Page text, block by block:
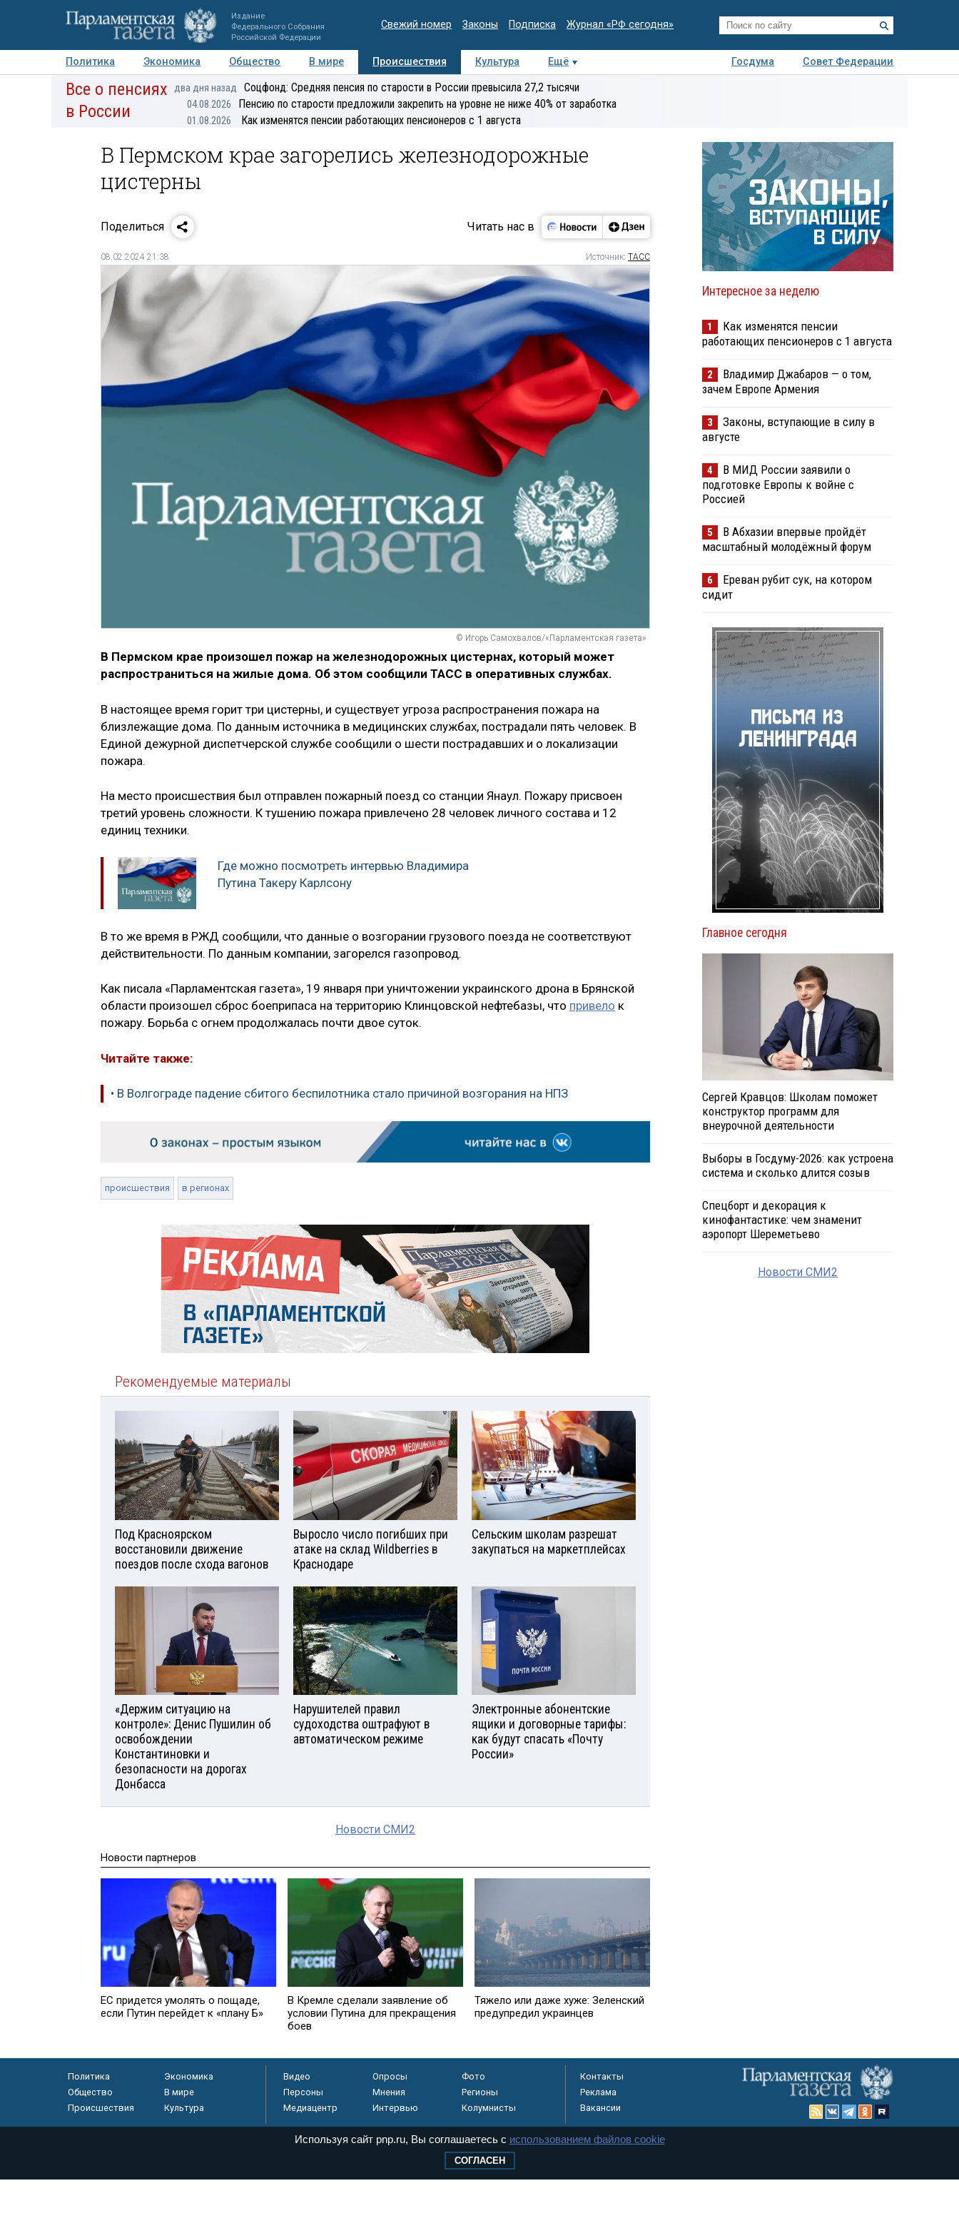
Издание
Федерального Собрания
Российской Федерации
Свежий номер Законы Подписка Журнал «РФ сегодня»
Политика Экономика Общество В мире Происшествия Культура Ещё Госдума
Совет Федерации
Авторы Персоны Мнения Регионы Медиацентр Интервью Колумнисты
Все о пенсиях
в России
два дня назад Соцфонд: Средняя пенсия по старости в России превысила 27,2 тысячи
04.08.2026 Пенсию по старости предложили закрепить на уровне не ниже 40% от заработка
01.08.2026 Как изменятся пенсии работающих пенсионеров с 1 августа
В Пермском крае загорелись железнодорожные
цистерны
Поделиться Читать нас в
08.02.2024 21:38 Источник: ТАСС
© Игорь Самохвалов/«Парламентская газета»
В Пермском крае произошел пожар на железнодорожных цистернах, который может
распространиться на жилые дома. Об этом сообщили ТАСС в оперативных службах.
В настоящее время горит три цистерны, и существует угроза распространения пожара на
близлежащие дома. По данным источника в медицинских службах, пострадали пять человек. В
Единой дежурной диспетчерской службе сообщили о шести пострадавших и о локализации
пожара.
На место происшествия был отправлен пожарный поезд со станции Янаул. Пожару присвоен
третий уровень сложности. К тушению пожара привлечено 28 человек личного состава и 12
единиц техники.
Где можно посмотреть интервью Владимира
Путина Такеру Карлсону
В то же время в РЖД сообщили, что данные о возгорании грузового поезда не соответствуют
действительности. По данным компании, загорелся газопровод.
Как писала «Парламентская газета», 19 января при уничтожении украинского дрона в Брянской
области произошел сброс боеприпаса на территорию Клинцовской нефтебазы, что привело к
пожару. Борьба с огнем продолжалась почти двое суток.
Читайте также:
• В Волгограде падение сбитого беспилотника стало причиной возгорания на НПЗ
происшествия в регионах
Рекомендуемые материалы
Под Красноярском
восстановили движение
поездов после схода вагонов
Выросло число погибших при
атаке на склад Wildberries в
Краснодаре
Сельским школам разрешат
закупаться на маркетплейсах
«Держим ситуацию на
контроле»: Денис Пушилин об
освобождении
Константиновки и
безопасности на дорогах
Донбасса
Нарушителей правил
судоходства оштрафуют в
автоматическом режиме
Электронные абонентские
ящики и договорные тарифы:
как будут спасать «Почту
России»
Новости СМИ2
Новости партнеров
EC придется умолять о пощаде,
если Путин перейдет к «плану Б»
В Кремле сделали заявление об
условии Путина для прекращения
боев
Тяжело или даже хуже: Зеленский
предупредил украинцев
Интересное за неделю
1
Как изменятся пенсии
работающих пенсионеров с 1 августа
2
Владимир Джабаров — о том,
зачем Европе Армения
3
Законы, вступающие в силу в
августе
4
В МИД России заявили о
подготовке Европы к войне с
Россией
5
В Абхазии впервые пройдёт
масштабный молодёжный форум
6
Ереван рубит сук, на котором
сидит
Главное сегодня
Сергей Кравцов: Школам поможет
конструктор программ для
внеурочной деятельности
Выборы в Госдуму-2026: как устроена
система и сколько длится созыв
Спецборт и декорация к
кинофантастике: чем знаменит
аэропорт Шереметьево
Новости СМИ2
Политика
Экономика
Общество
В мире
Происшествия
Культура
Видео Опросы
Фото
Персоны
Мнения
Регионы
Медиацентр
Интервью Колумнисты
Контакты
Реклама
Вакансии
Федеральной службе по надзору в сфере связи, информационных технологий и
Используя сайт pnp.ru, Вы соглашаетесь с использованием файлов cookie
СОГЛАСЕН